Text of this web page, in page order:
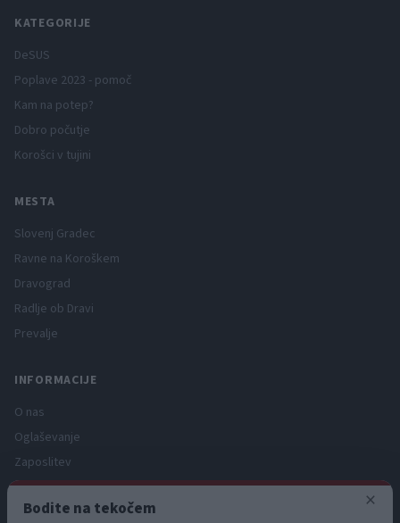
KATEGORIJE
DeSUS
Poplave 2023 - pomoč
Kam na potep?
Dobro počutje
Korošci v tujini
MESTA
Slovenj Gradec
Ravne na Koroškem
Dravograd
Radlje ob Dravi
Prevalje
INFORMACIJE
O nas
Oglaševanje
Zaposlitev
Pravno obvestilo
Zasebnost in piškotki
×
Bodite na tekočem